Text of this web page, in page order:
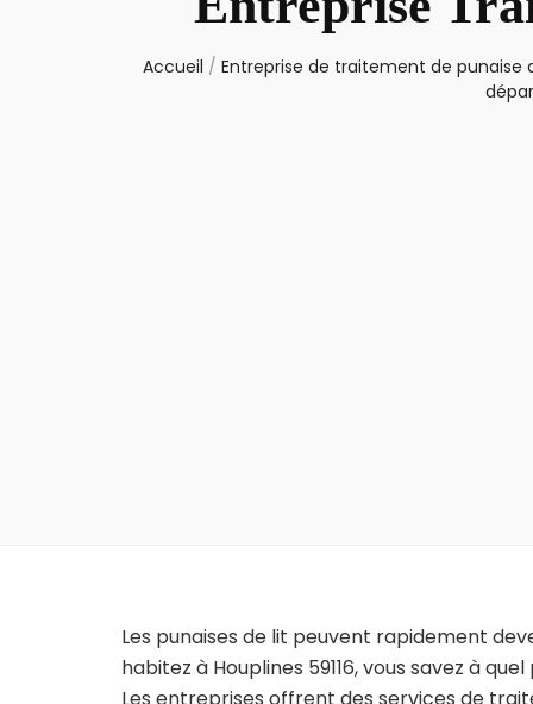
Accueil / Entreprise de traitement de punaise
Les punaises de lit peuvent rapidement
habitez à Houplines 59116, vous savez à